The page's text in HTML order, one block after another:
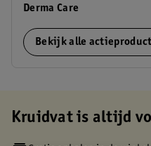
Derma Care
Bekijk alle
Kruidvat is altijd